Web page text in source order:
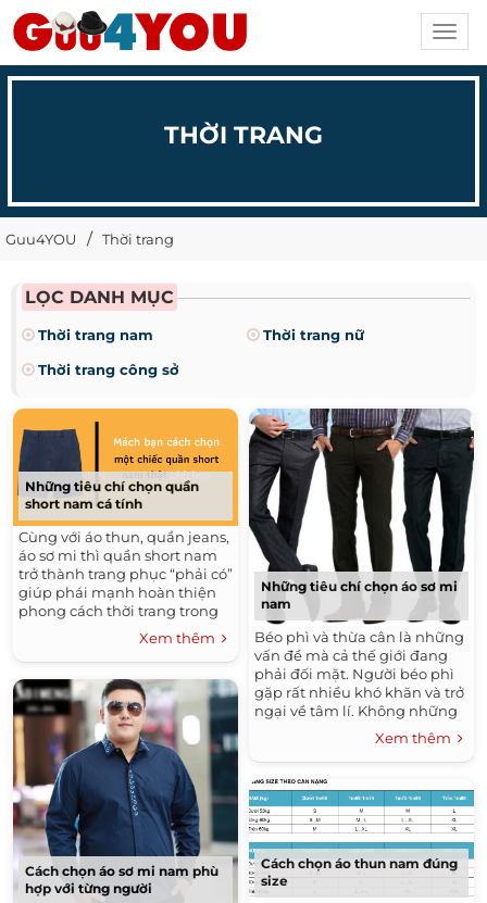
THỜI TRANG
Guu4YOU Thời trang
LỌC DANH MỤC
Thời trang nam
Thời trang nữ
Thời trang công sở
Những tiêu chí chọn quần
short nam cá tính
Cùng với áo thun, quần jeans,
áo sơ mi thì quần short nam
trở thành trang phục “phải có”
giúp phái mạnh hoàn thiện
phong cách thời trang trong
mùa Xuân Hè. tuy nhiên làm
thế nào để chọn một chiếc
quần short thật phù hợp với
mình thì không phải bạn
nam nào cũng biết.
Xem thêm
Cách chọn áo sơ mi nam phù
hợp với từng người
Những tiêu chí chọn áo sơ mi
nam
Béo phì và thừa cân là những
vấn đề mà cả thế giới đang
phải đối mặt. Người béo phì
gặp rất nhiều khó khăn và trở
ngại về tâm lí. Không những
mất đi sự tự tin vốn có của
người đàn ông, mà người béo
phì còn rất khó khăn trong
công việc.
Xem thêm
Cách chọn áo thun nam đúng
size